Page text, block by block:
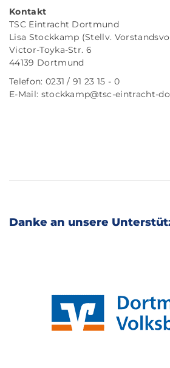
Kontakt
TSC Eintracht Dortmund
Lisa Stockkamp (Stellv.
Victor-Toyka-Str. 6
44139 Dortmund
Telefon: 0231 / 91 23 15 - 0
E-Mail: stockkamp@tsc-eintracht-
Danke an unsere